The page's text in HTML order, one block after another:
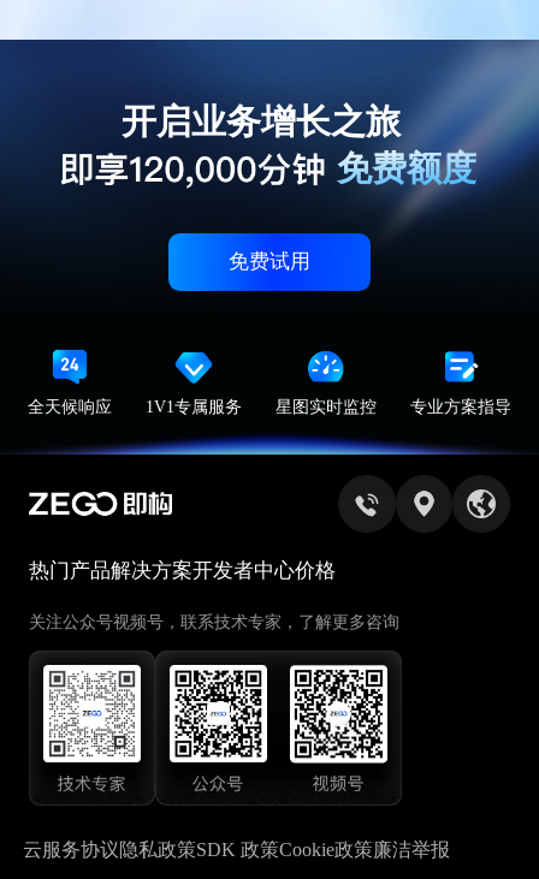
开启业务增长之旅
免费额度
免费试用
全天候响应 1V1专属服务 星图实时监控 专业方案指导
热门产品解决方案开发者中心价格
关注公众号视频号，联系技术专家，了解更多咨询
云服务协议隐私政策SDK 政策Cookie政策廉洁举报